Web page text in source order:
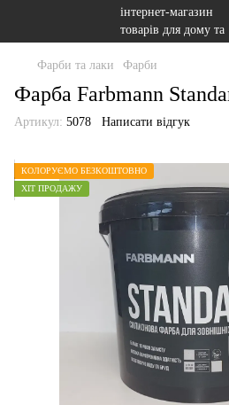
Фарби та лаки Фарби
Фарба Farbmann
Артикул: 5078 Написати відгук
КОЛОРУЄМО БЕЗКОШТОВНО
ХІТ ПРОДАЖУ